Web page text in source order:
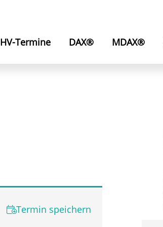
HV-Termine DAX® MDAX®
Termin speichern